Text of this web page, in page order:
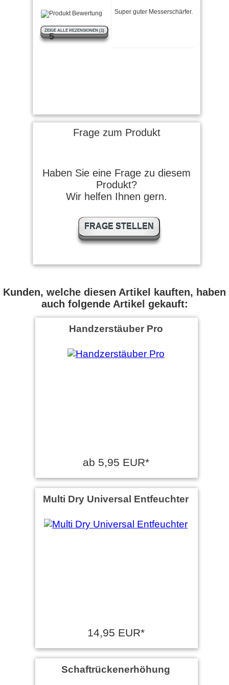
5
ZEIGE ALLE REZENSIONEN (1)
Super guter Messerschärfer.
Frage zum Produkt
Haben Sie eine Frage zu diesem
Produkt?
Wir helfen Ihnen gern.
FRAGE STELLEN
Kunden, welche diesen Artikel kauften, haben
auch folgende Artikel gekauft:
Handzerstäuber Pro
ab 5,95 EUR*
Multi Dry Universal Entfeuchter
14,95 EUR*
Schaftrückenerhöhung